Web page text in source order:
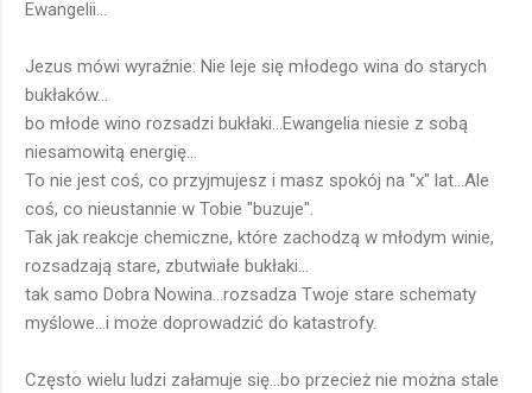
Ewangelii...
Jezus mówi wyraźnie: Nie leje się młodego wina do starych
bukłaków...
bo młode wino rozsadzi bukłaki...Ewangelia niesie z sobą
niesamowitą energię...
To nie jest coś, co przyjmujesz i masz spokój na "x" lat...Ale
coś, co nieustannie w Tobie "buzuje".
Tak jak reakcje chemiczne, które zachodzą w młodym winie,
rozsadzają stare, zbutwiałe bukłaki...
tak samo Dobra Nowina...rozsadza Twoje stare schematy
myślowe...i może doprowadzić do katastrofy.
Często wielu ludzi załamuje się...bo przecież nie można stale